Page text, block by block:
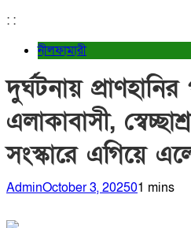
: :
নীলফামারী
দুর্ঘটনায়
এলাকাবাসী,
সংস্কারে এগিয়ে
AdminOctober 3, 202501 mins